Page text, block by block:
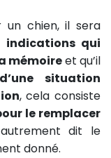
un chien, il sera
indications qui
mémoireet qu’il
situation
, cela consiste
le remplacer
dit le
donné.